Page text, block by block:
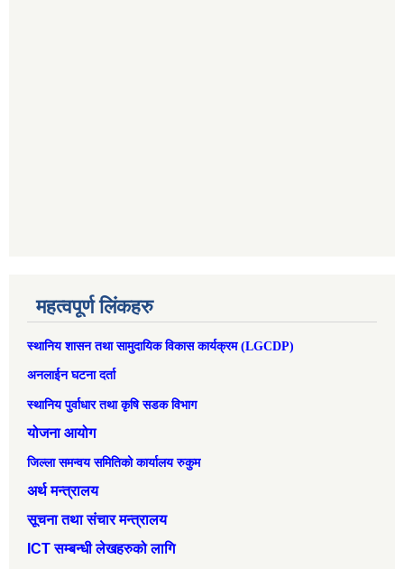
महत्वपूर्ण लिंकहरु
स्थानिय शासन तथा सामुदायिक विकास कार्यक्रम (LGCDP)
अनलाईन घटना दर्ता
स्थानिय पुर्वाधार तथा कृषि सडक विभाग
योजना आयोग
जिल्ला समन्वय समितिको कार्यालय रुकुम
अर्थ मन्त्रालय
सूचना तथा संचार मन्त्रालय
ICT सम्बन्धी लेखहरुको लागि